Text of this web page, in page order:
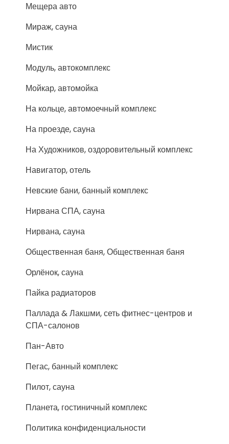
Мещера авто
Мираж, сауна
Мистик
Модуль, автокомплекс
Мойкар, автомойка
На кольце, автомоечный комплекс
На проезде, сауна
На Художников, оздоровительный комплекс
Навигатор, отель
Невские бани, банный комплекс
Нирвана СПА, сауна
Нирвана, сауна
Общественная баня, Общественная баня
Орлёнок, сауна
Пайка радиаторов
Паллада & Лакшми, сеть фитнес-центров и
СПА-салонов
Пан-Авто
Пегас, банный комплекс
Пилот, сауна
Планета, гостиничный комплекс
Политика конфиденциальности